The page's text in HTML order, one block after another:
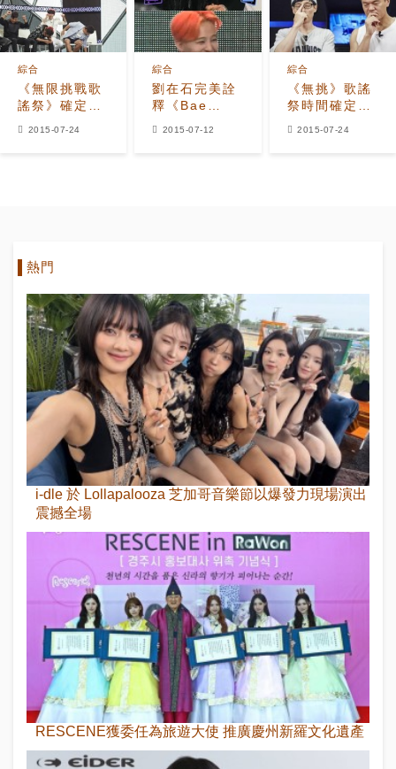
《無限挑戰歌
謠祭》確定8
月13日舉行?
綜合
2015-07-24
劉在石完美詮
釋《Bae
Bae》 G-
綜合
2015-07-12
《無挑》歌謠
祭時間確定？
MBC的回應
綜合
2015-07-24
熱門
i-dle 於 Lollapalooza 芝加哥音樂節以爆發力現場演出
震撼全場
RESCENE獲委任為旅遊大使 推廣慶州新羅文化遺產